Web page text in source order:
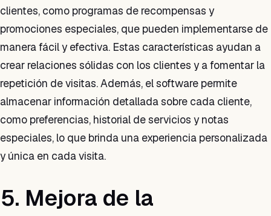
clientes, como programas de recompensas y
promociones especiales, que pueden implementarse de
manera fácil y efectiva. Estas características ayudan a
crear relaciones sólidas con los clientes y a fomentar la
repetición de visitas. Además, el software permite
almacenar información detallada sobre cada cliente,
como preferencias, historial de servicios y notas
especiales, lo que brinda una experiencia personalizada
y única en cada visita.
5. Mejora de la